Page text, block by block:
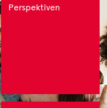
Perspektiven